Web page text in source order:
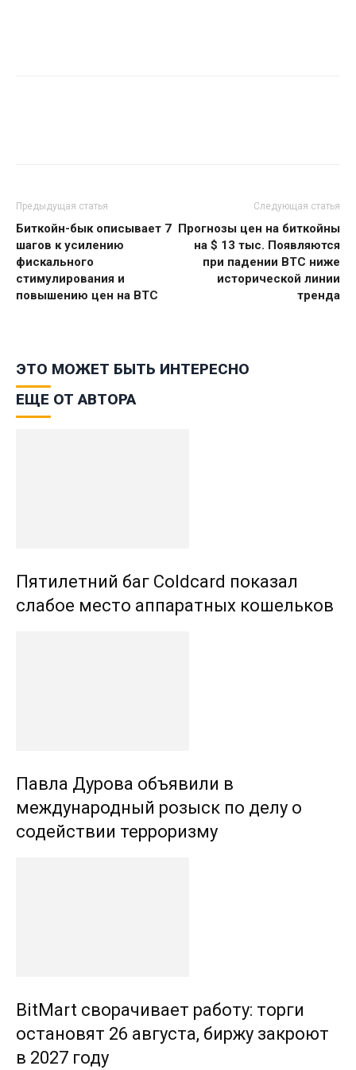
Предыдущая статья
Биткойн-бык описывает 7
шагов к усилению
фискального
стимулирования и
повышению цен на BTC
Следующая статья
Прогнозы цен на биткойны
на $ 13 тыс. Появляются
при падении BTC ниже
исторической линии
тренда
ЭТО МОЖЕТ БЫТЬ ИНТЕРЕСНО
ЕЩЕ ОТ АВТОРА
Пятилетний баг Coldcard показал
слабое место аппаратных кошельков
Павла Дурова объявили в
международный розыск по делу о
содействии терроризму
BitMart сворачивает работу: торги
остановят 26 августа, биржу закроют
в 2027 году